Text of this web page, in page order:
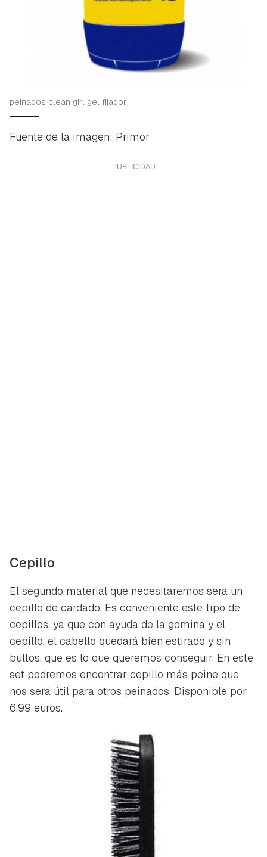
Guardar como favorito
Para poder guardar como favorito, primero has de
peinados clean girl gel fijador
Fuente de la imagen: Primor
Cepillo
El segundo material que necesitaremos será un
cepillo de cardado. Es conveniente este tipo de
cepillos, ya que con ayuda de la gomina y el
cepillo, el cabello quedará bien estirado y sin
bultos, que es lo que queremos conseguir. En este
set podremos encontrar cepillo más peine que
nos será útil para otros peinados. Disponible por
6,99 euros.
Contenido enviado
Gracias por suscribirte a nuestro boletín.